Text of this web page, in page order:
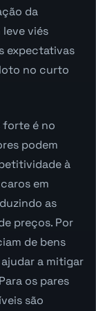
da
viés
expectativas
no curto
forte é no
podem
à
em
as
preços. Por
de bens
a mitigar
os pares
são